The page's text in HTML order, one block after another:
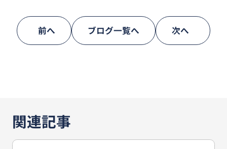
前へ ブログ一覧へ 次へ
関連記事